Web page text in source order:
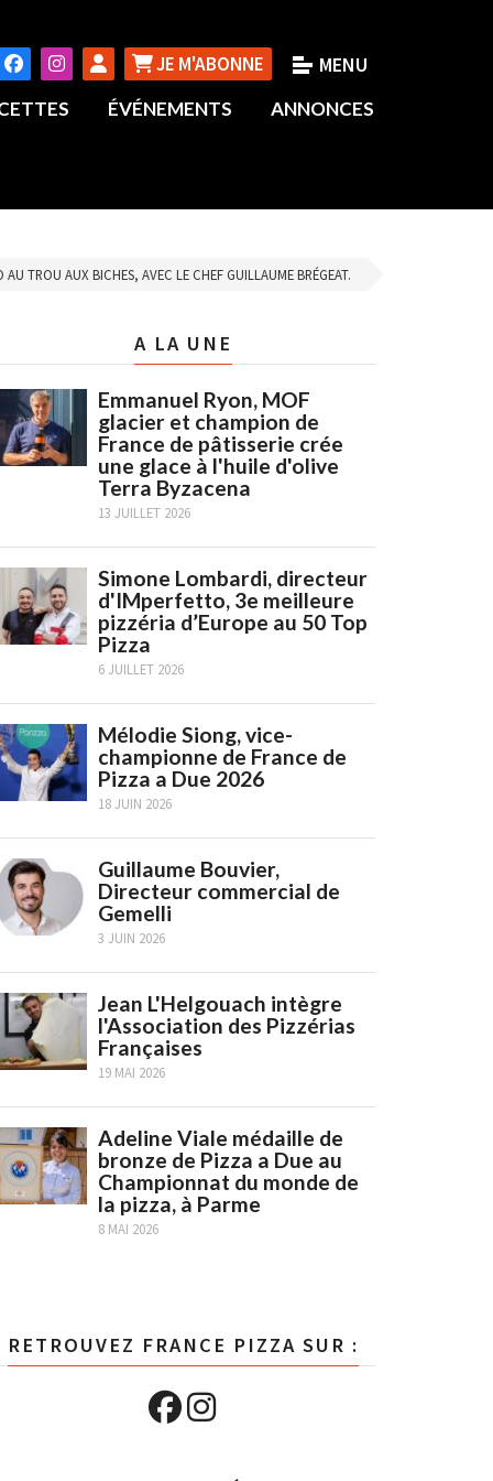
JE M'ABONNE
ÉVÉNEMENTS ANNONCES
TROU AUX BICHES, AVEC LE CHEF GUILLAUME BRÉGEAT.
A LA UNE
Emmanuel Ryon, MOF
glacier et champion de
France de pâtisserie crée
une glace à l'huile d'olive
Terra Byzacena
13 JUILLET 2026
Simone Lombardi, directeur
d'IMperfetto, 3e meilleure
pizzéria d’Europe au 50 Top
Pizza
6 JUILLET 2026
Mélodie Siong, vice-
championne de France de
Pizza a Due 2026
18 JUIN 2026
Guillaume Bouvier,
Directeur commercial de
Gemelli
3 JUIN 2026
Jean L'Helgouach intègre
l'Association des Pizzérias
Françaises
19 MAI 2026
Adeline Viale médaille de
bronze de Pizza a Due au
Championnat du monde de
la pizza, à Parme
8 MAI 2026
RETROUVEZ FRANCE PIZZA SUR :